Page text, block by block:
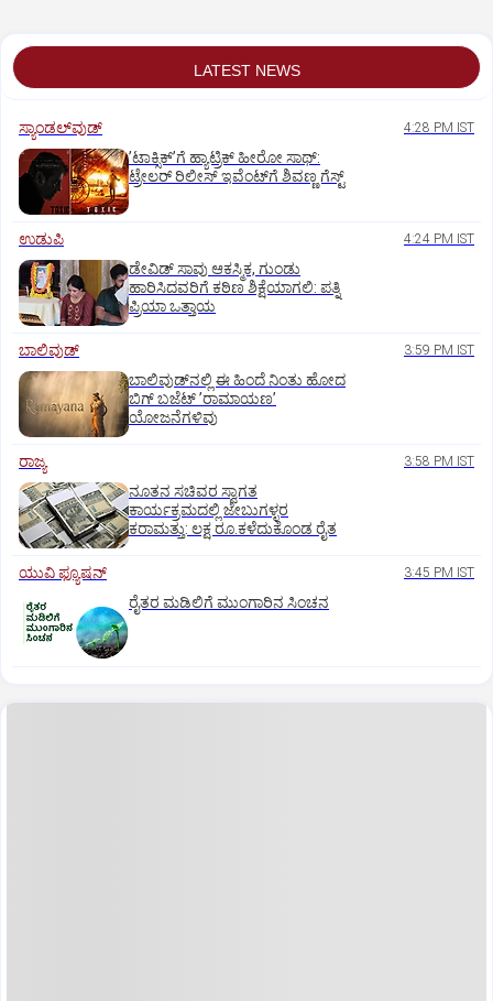
LATEST NEWS
ಸ್ಯಾಂಡಲ್‌ವುಡ್‌ 4:28 PM IST
ʼಟಾಕ್ಸಿಕ್‌ʼಗೆ ಹ್ಯಾಟ್ರಿಕ್‌ ಹೀರೋ ಸಾಥ್:‌
ಟ್ರೇಲರ್‌ ರಿಲೀಸ್‌ ಇವೆಂಟ್‌ಗೆ ಶಿವಣ್ಣ ಗೆಸ್ಟ್
ಉಡುಪಿ 4:24 PM IST
ಡೇವಿಡ್ ಸಾವು ಆಕಸ್ಮಿಕ, ಗುಂಡು
ಹಾರಿಸಿದವರಿಗೆ ಕಠಿಣ ಶಿಕ್ಷೆಯಾಗಲಿ: ಪತ್ನಿ
ಪ್ರಿಯಾ ಒತ್ತಾಯ
ಬಾಲಿವುಡ್‌ 3:59 PM IST
ಬಾಲಿವುಡ್‌ನಲ್ಲಿ ಈ ಹಿಂದೆ ನಿಂತು ಹೋದ
ಬಿಗ್‌ ಬಜೆಟ್ ʼರಾಮಾಯಣʼ‌
ಯೋಜನೆಗಳಿವು
ರಾಜ್ಯ 3:58 PM IST
ನೂತನ ಸಚಿವರ ಸ್ವಾಗತ
ಕಾರ್ಯಕ್ರಮದಲ್ಲಿ ಜೇಬುಗಳ್ಳರ
ಕರಾಮತ್ತು: ಲಕ್ಷ ರೂ.ಕಳೆದುಕೊಂಡ ರೈತ
ಯುವಿ ಫ್ಯೂಷನ್ 3:45 PM IST
ರೈತರ ಮಡಿಲಿಗೆ ಮುಂಗಾರಿನ ಸಿಂಚನ